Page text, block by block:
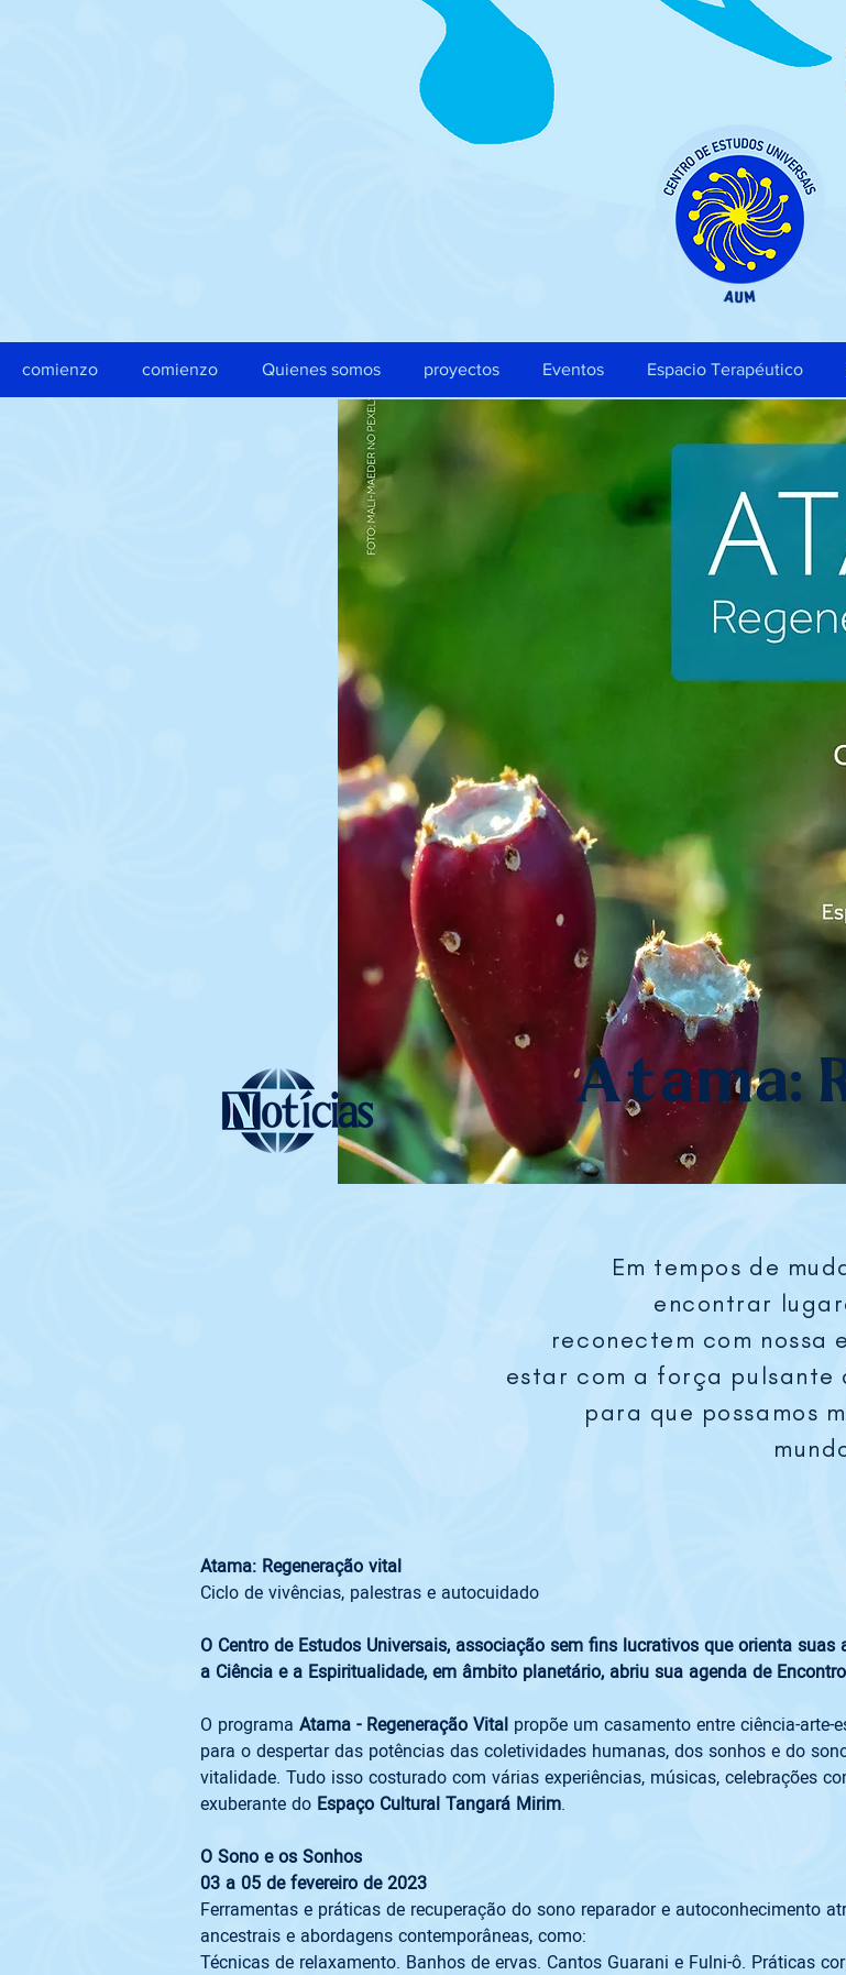
comienzo comienzo Quienes somos proyectos Eventos Espacio Terapéutico
Atama:
Em tempos de
encontrar
reconectem com nossa
estar com a força pulsante
para que possamos
Atama: Regeneração vital
Ciclo de vivências, palestras e autocuidado
O Centro de Estudos Universais, associação sem fins lucrativos que orienta
a Ciência e a Espiritualidade, em âmbito planetário, abriu sua agenda de
O programa Atama - Regeneração Vital propõe um casamento entre ciência-
para o despertar das potências das coletividades humanas, dos sonhos e do
vitalidade. Tudo isso costurado com várias experiências, músicas, celebrações
exuberante do Espaço Cultural Tangará Mirim.
O Sono e os Sonhos
03 a 05 de fevereiro de 2023
Ferramentas e práticas de recuperação do sono reparador e autoconhecimento
ancestrais e abordagens contemporâneas, como:
Técnicas de relaxamento. Banhos de ervas. Cantos Guarani e Fulni-ô. Práticas